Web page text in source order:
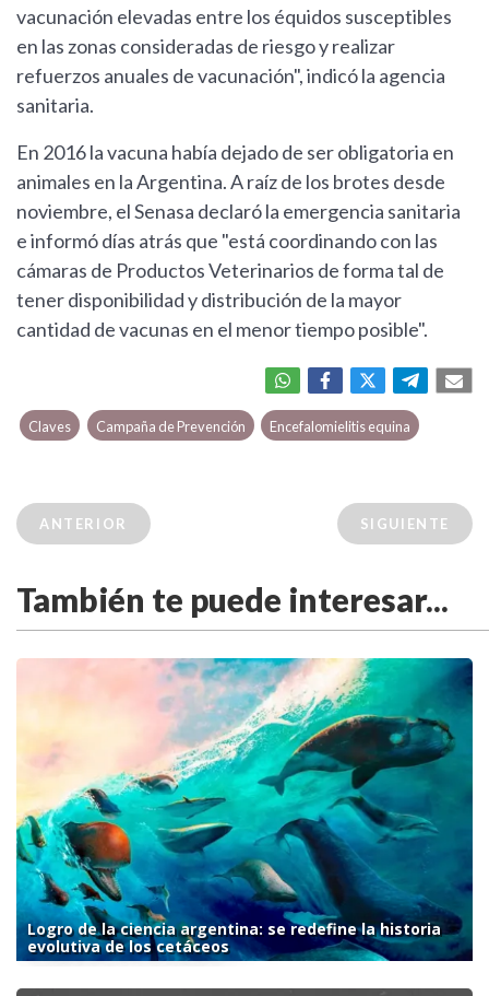
vacunación elevadas entre los équidos susceptibles
en las zonas consideradas de riesgo y realizar
refuerzos anuales de vacunación", indicó la agencia
sanitaria.
En 2016 la vacuna había dejado de ser obligatoria en
animales en la Argentina. A raíz de los brotes desde
noviembre, el Senasa declaró la emergencia sanitaria
e informó días atrás que "está coordinando con las
cámaras de Productos Veterinarios de forma tal de
tener disponibilidad y distribución de la mayor
cantidad de vacunas en el menor tiempo posible".
Claves Campaña de Prevención Encefalomielitis equina
ANTERIOR SIGUIENTE
También te puede interesar...
Logro de la ciencia argentina: se redefine la historia
evolutiva de los cetáceos